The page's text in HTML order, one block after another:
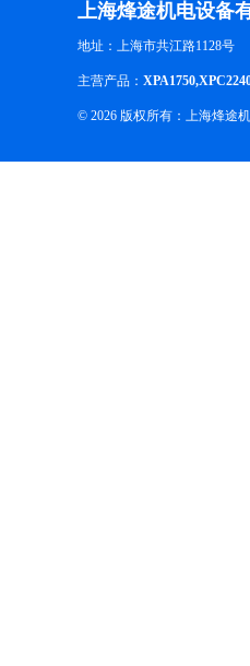
上海烽途机电设备
地址：上海市共江路1128号
主营产品：
© 2026 版权所有：上海烽途